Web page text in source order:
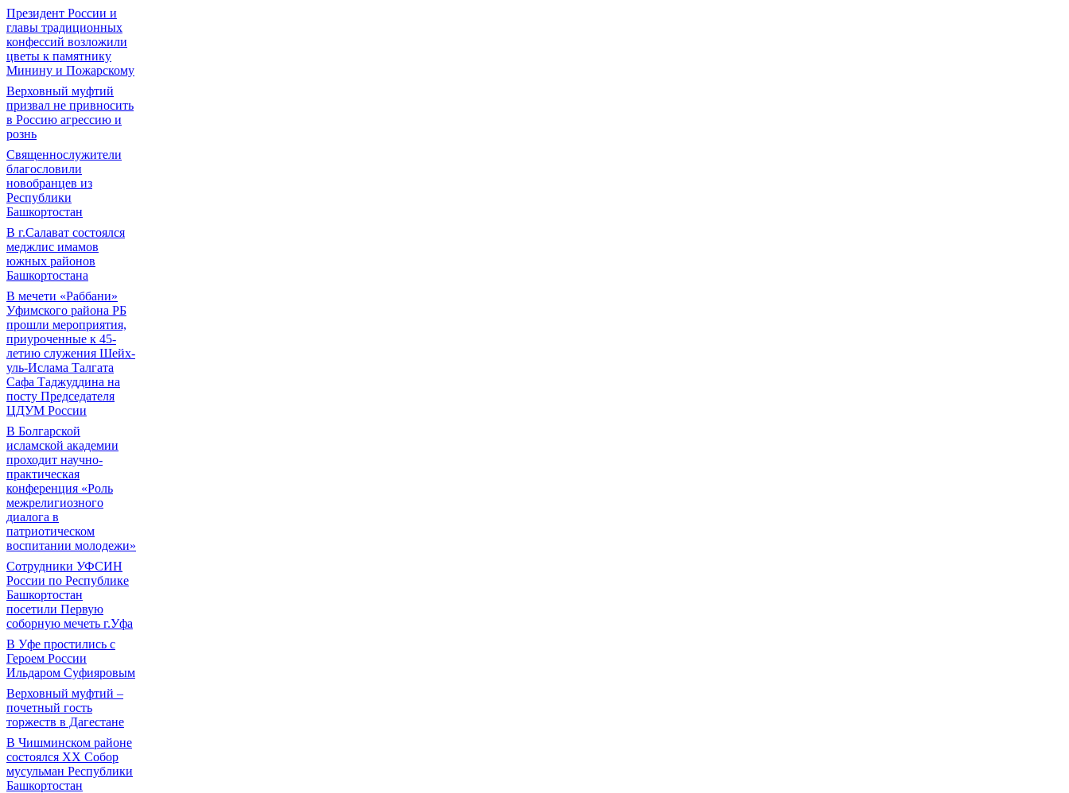
Президент России и
главы традиционных
конфессий возложили
цветы к памятнику
Минину и Пожарскому
Верховный муфтий
призвал не привносить
в Россию агрессию и
рознь
Священнослужители
благословили
новобранцев из
Республики
Башкортостан
В г.Салават состоялся
меджлис имамов
южных районов
Башкортостана
В мечети «Раббани»
Уфимского района РБ
прошли мероприятия,
приуроченные к 45-
летию служения Шейх-
уль-Ислама Талгата
Сафа Таджуддина на
посту Председателя
ЦДУМ России
В Болгарской
исламской академии
проходит научно-
практическая
конференция «Роль
межрелигиозного
диалога в
патриотическом
воспитании молодежи»
Сотрудники УФСИН
России по Республике
Башкортостан
посетили Первую
соборную мечеть г.Уфа
В Уфе простились с
Героем России
Ильдаром Суфияровым
Верховный муфтий –
почетный гость
торжеств в Дагестане
В Чишминском районе
состоялся XX Собор
мусульман Республики
Башкортостан